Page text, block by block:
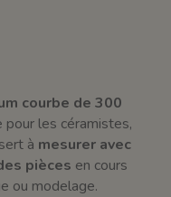
courbe de 300
les céramistes,
à mesurer avec
pièces en cours
ou modelage.